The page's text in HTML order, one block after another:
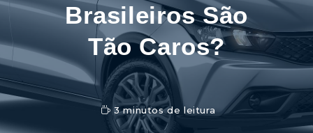
Brasileiros São
Tão Caros?
3 minutos de leitura